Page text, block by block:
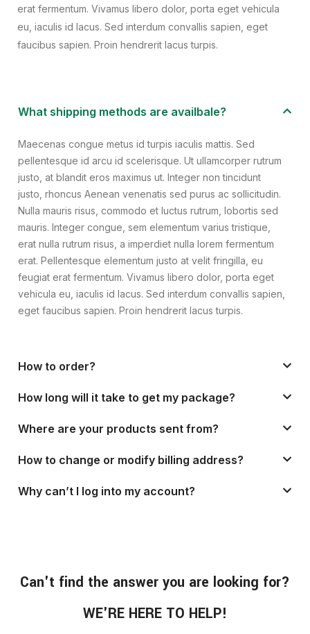
erat fermentum. Vivamus libero dolor, porta eget vehicula
eu, iaculis id lacus. Sed interdum convallis sapien, eget
faucibus sapien. Proin hendrerit lacus turpis.
What shipping methods are availbale?
Maecenas congue metus id turpis iaculis mattis. Sed
pellentesque id arcu id scelerisque. Ut ullamcorper rutrum
justo, at blandit eros maximus ut. Integer non tincidunt
justo, rhoncus Aenean venenatis sed purus ac sollicitudin.
Nulla mauris risus, commodo et luctus rutrum, lobortis sed
mauris. Integer congue, sem elementum varius tristique,
erat nulla rutrum risus, a imperdiet nulla lorem fermentum
erat. Pellentesque elementum justo at velit fringilla, eu
feugiat erat fermentum. Vivamus libero dolor, porta eget
vehicula eu, iaculis id lacus. Sed interdum convallis sapien,
eget faucibus sapien. Proin hendrerit lacus turpis.
How to order?
How long will it take to get my package?
Where are your products sent from?
How to change or modify billing address?
Why can’t I log into my account?
Can't find the answer you are looking for?
WE'RE HERE TO HELP!